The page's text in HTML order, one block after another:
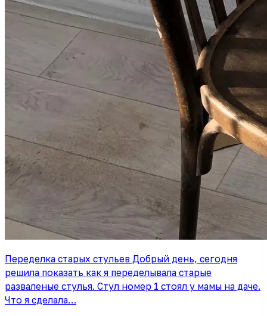
Переделка старых стульев Добрый день, сегодня
решила показать как я переделывала старые
разваленые стулья. Стул номер 1 стоял у мамы на даче.
Что я сделала…